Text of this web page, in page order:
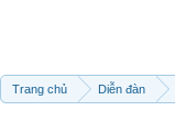
Trang chủ Diễn đàn